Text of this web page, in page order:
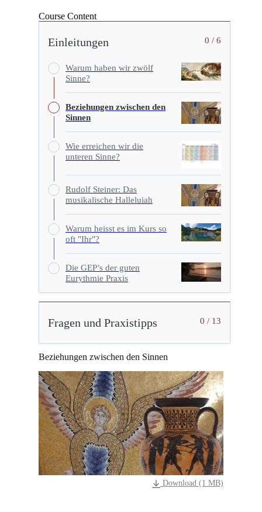
Course Content
0 / 6
Einleitungen
Warum haben wir zwölf
Sinne?
Beziehungen zwischen den
Sinnen
Wie erreichen wir die
unteren Sinne?
Rudolf Steiner: Das
musikalische Halleluiah
Warum heisst es im Kurs so
oft "Ihr"?
Die GEP’s der guten
Eurythmie Praxis
0 / 13
Fragen und Praxistipps
Beziehungen zwischen den Sinnen
Download (1 MB)